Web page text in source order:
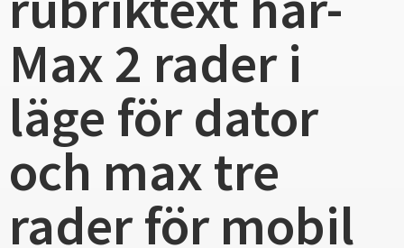
Max 2 rader i
läge för dator
och max tre
rader för mobil